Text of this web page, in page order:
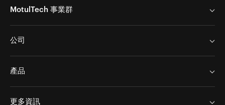
MotulTech 事業群
Chem Arrow Corp
公司
產品
更多資訊